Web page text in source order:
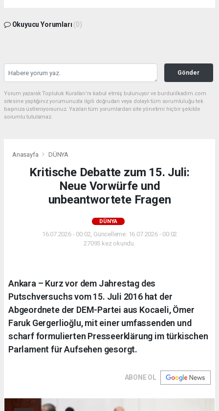
Okuyucu Yorumları (0)
Gönder
Yorum yazarak Topluluk Kuralları’nı kabul etmiş bulunuyor ve burdurilkadim.com
sitesine yaptığınız yorumunuzla ilgili doğrudan veya dolaylı tüm sorumluluğu tek
başınıza üstleniyorsunuz. Yazılan tüm yorumlardan site yönetimi hiçbir şekilde
sorumlu tutulamaz.
Anasayfa DÜNYA
Kritische Debatte zum 15. Juli:
Neue Vorwürfe und
unbeantwortete Fragen
DÜNYA
16.07.2026 - 00:02, Güncelleme: 16.07.2026 - 00:02
27095 kez okundu.
Ankara – Kurz vor dem Jahrestag des
Putschversuchs vom 15. Juli 2016 hat der
Abgeordnete der DEM-Partei aus Kocaeli, Ömer
Faruk Gergerlioğlu, mit einer umfassenden und
scharf formulierten Presseerklärung im türkischen
Parlament für Aufsehen gesorgt.
ABONE OL